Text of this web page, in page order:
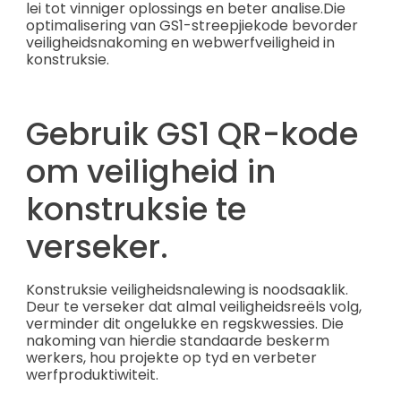
lei tot vinniger oplossings en beter analise.Die
optimalisering van GS1-streepjiekode bevorder
veiligheidsnakoming en webwerfveiligheid in
konstruksie.
Gebruik GS1 QR-kode
om veiligheid in
konstruksie te
verseker.
Konstruksie veiligheidsnalewing is noodsaaklik.
Deur te verseker dat almal veiligheidsreëls volg,
verminder dit ongelukke en regskwessies. Die
nakoming van hierdie standaarde beskerm
werkers, hou projekte op tyd en verbeter
werfproduktiwiteit.